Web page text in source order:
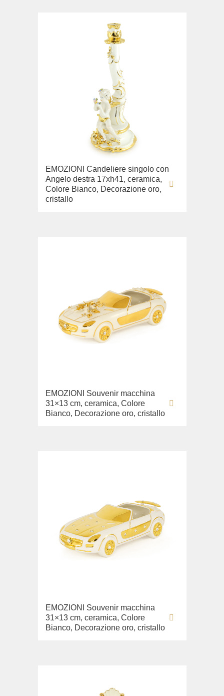
EMOZIONI Candeliere singolo con
Angelo destra 17xh41, ceramica,
Colore Bianco, Decorazione oro,
cristallo
EMOZIONI Souvenir macchina
31×13 cm, ceramica, Colore
Bianco, Decorazione oro, cristallo
EMOZIONI Souvenir macchina
31×13 cm, ceramica, Colore
Bianco, Decorazione oro, cristallo